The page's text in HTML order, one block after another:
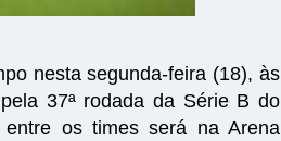
nesta segunda-feira (18), às
37ª rodada da Série B do
entre os times será na Arena